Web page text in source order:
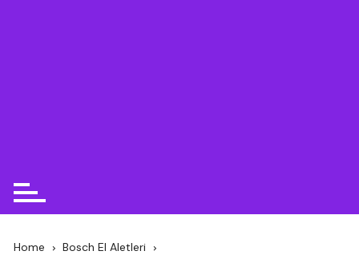
Home
Bosch El Aletleri